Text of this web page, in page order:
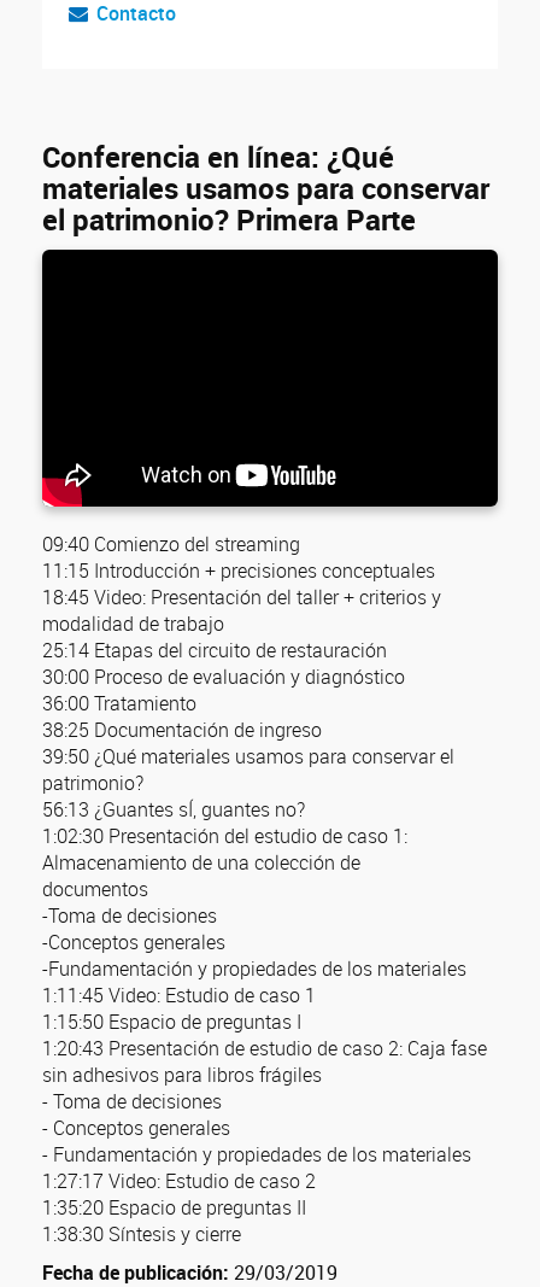
Contacto
Conferencia en línea: ¿Qué
materiales usamos para conservar
el patrimonio? Primera Parte
09:40 Comienzo del streaming
11:15 Introducción + precisiones conceptuales
18:45 Video: Presentación del taller + criterios y
modalidad de trabajo
25:14 Etapas del circuito de restauración
30:00 Proceso de evaluación y diagnóstico
36:00 Tratamiento
38:25 Documentación de ingreso
39:50 ¿Qué materiales usamos para conservar el
patrimonio?
56:13 ¿Guantes sÍ, guantes no?
1:02:30 Presentación del estudio de caso 1:
Almacenamiento de una colección de
documentos
-Toma de decisiones
-Conceptos generales
-Fundamentación y propiedades de los materiales
1:11:45 Video: Estudio de caso 1
1:15:50 Espacio de preguntas I
1:20:43 Presentación de estudio de caso 2: Caja fase
sin adhesivos para libros frágiles
- Toma de decisiones
- Conceptos generales
- Fundamentación y propiedades de los materiales
1:27:17 Video: Estudio de caso 2
1:35:20 Espacio de preguntas II
1:38:30 Síntesis y cierre
Fecha de publicación: 29/03/2019